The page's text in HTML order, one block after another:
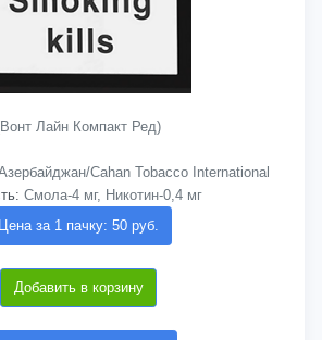
Лайн Компакт Ред)
Cahan Tobacco International
Смола-4 мг, Никотин-0,4 мг
Цена за 1 пачку: 50 руб.
Добавить в корзину